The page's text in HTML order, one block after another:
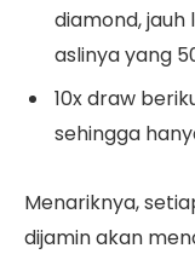
diamond,
aslinya yang
10x draw
sehingga
Menariknya,
dijamin akan